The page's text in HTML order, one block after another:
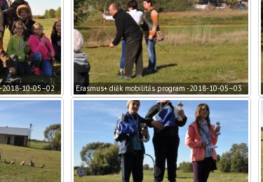
2018-10-05–02 Erasmus+ diák mobilitás program -2018-10-05–03